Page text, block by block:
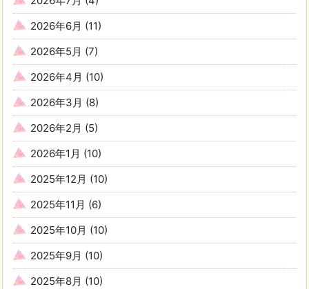
2026年6月 (11)
2026年5月 (7)
2026年4月 (10)
2026年3月 (8)
2026年2月 (5)
2026年1月 (10)
2025年12月 (10)
2025年11月 (6)
2025年10月 (10)
2025年9月 (10)
2025年8月 (10)